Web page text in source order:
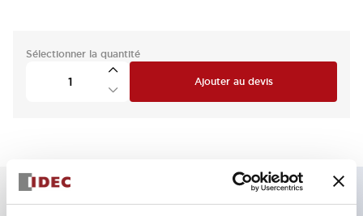
Sélectionner la quantité
Ajouter au devis